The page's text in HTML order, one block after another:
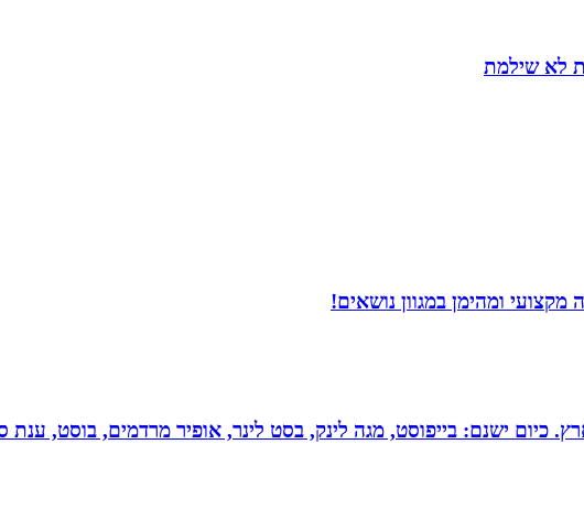
לא שילמת
ומהימן במגוון נושאים!
כיום ישנם: בייפוסט, מגה לינק, בסט לינר, אופיר מרדמים, בוסט, ענת